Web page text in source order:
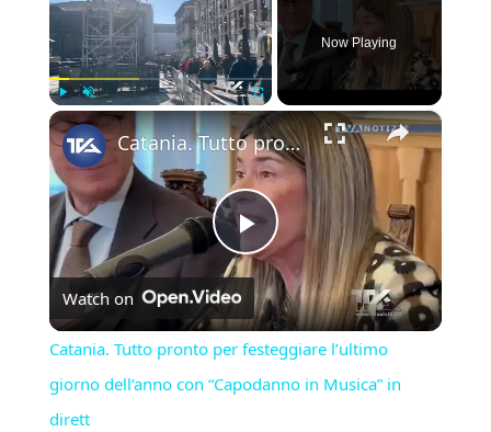
Unmute Fullscreen
Now Playing
×
Play
Video
Catania. Tutto pronto per festeggiare l’ultimo giorno dell’anno con “Capodanno in Musica” in dirett
Watch on
Catania. Tutto pronto per festeggiare l’ultimo
giorno dell’anno con “Capodanno in Musica” in
dirett